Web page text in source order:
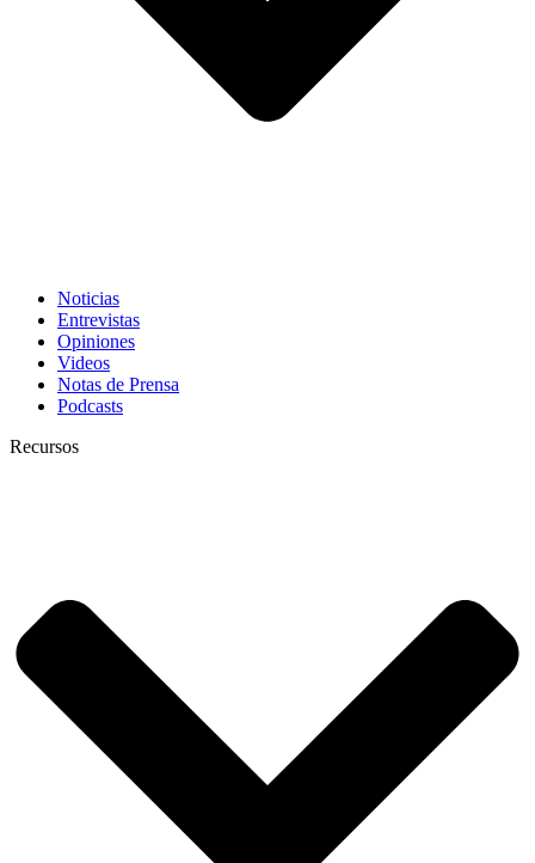
Noticias
Entrevistas
Opiniones
Videos
Notas de Prensa
Podcasts
Recursos